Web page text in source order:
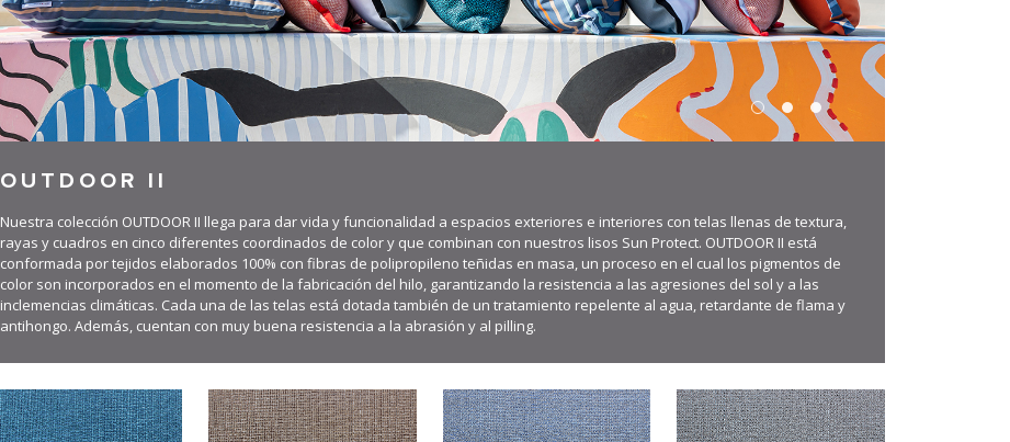
OUTDOOR II
Nuestra colección OUTDOOR II llega para dar vida y funcionalidad a espacios exteriores e interiores con telas llenas de textura,
rayas y cuadros en cinco diferentes coordinados de color y que combinan con nuestros lisos Sun Protect. OUTDOOR II está
conformada por tejidos elaborados 100% con fibras de polipropileno teñidas en masa, un proceso en el cual los pigmentos de
color son incorporados en el momento de la fabricación del hilo, garantizando la resistencia a las agresiones del sol y a las
inclemencias climáticas. Cada una de las telas está dotada también de un tratamiento repelente al agua, retardante de flama y
antihongo. Además, cuentan con muy buena resistencia a la abrasión y al pilling.